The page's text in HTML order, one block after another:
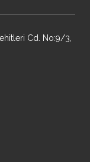
Cd. No:9/3,